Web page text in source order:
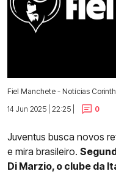
Fiel Manchete - Notícias
14 Jun 2025 | 22:25 |
0
Juventus busca novos
e mira brasileiro.
Di Marzio, o clube da